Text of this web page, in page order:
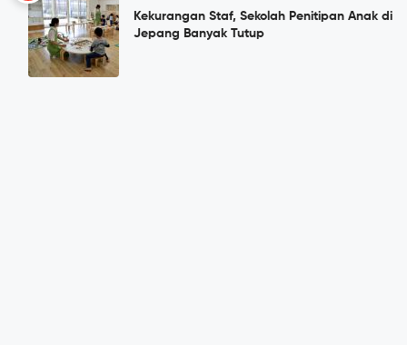
Kekurangan Staf, Sekolah Penitipan Anak di
Jepang Banyak Tutup